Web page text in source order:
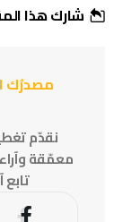
شارك هذا
مصدرُك
نقدّم
معمّقة